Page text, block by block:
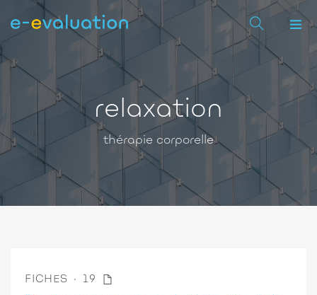
relaxation
thérapie corporelle
FICHES 19